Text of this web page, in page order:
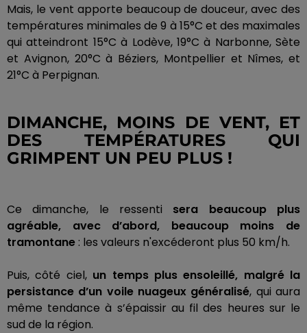
Mais, le vent apporte beaucoup de douceur, avec des
températures minimales de 9 à 15°C et des maximales
qui atteindront 15°C à Lodève, 19°C à Narbonne, Sète
et Avignon, 20°C à Béziers, Montpellier et Nîmes, et
21°C à Perpignan.
DIMANCHE, MOINS DE VENT, ET
DES TEMPÉRATURES QUI
GRIMPENT UN PEU PLUS !
Ce dimanche, le ressenti sera beaucoup plus
agréable, avec d’abord, beaucoup moins de
tramontane : les valeurs n'excéderont plus 50 km/h.
Puis, côté ciel, un temps plus ensoleillé, malgré la
persistance d’un voile nuageux généralisé, qui aura
même tendance à s’épaissir au fil des heures sur le
sud de la région.